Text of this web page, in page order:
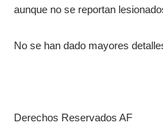
aunque no se reportan
No se han dado mayores
Derechos Reservados AF